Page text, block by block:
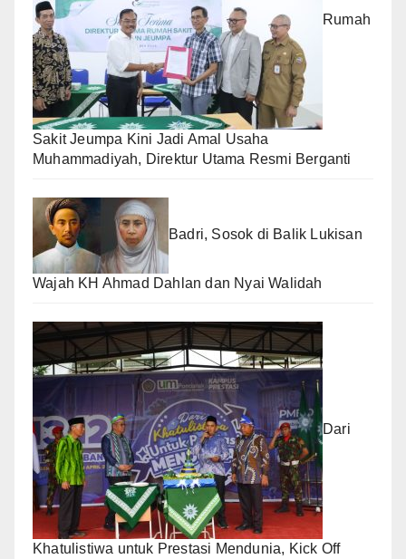
Rumah
Sakit Jeumpa Kini Jadi Amal Usaha
Muhammadiyah, Direktur Utama Resmi Berganti
Badri, Sosok di Balik Lukisan
Wajah KH Ahmad Dahlan dan Nyai Walidah
Dari
Khatulistiwa untuk Prestasi Mendunia, Kick Off